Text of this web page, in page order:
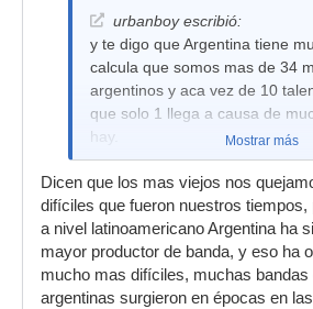
urbanboy escribió:
y te digo que Argentina tiene
calcula que somos mas de 34
argentinos y aca vez de 10
que solo 1 llega a causa de
hay.
Mostrar más
Dicen que los mas viejos nos
difíciles que fueron nuestros tiempos,
a nivel latinoamericano Argentina ha
mayor productor de banda, y eso ha
mucho mas difíciles, muchas
argentinas surgieron en épocas en